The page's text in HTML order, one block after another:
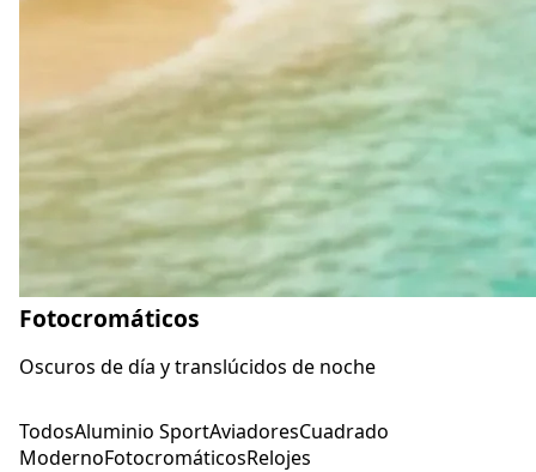
Fotocromáticos
Oscuros de día y translúcidos de noche
TodosAluminio SportAviadoresCuadrado
ModernoFotocromáticosRelojes